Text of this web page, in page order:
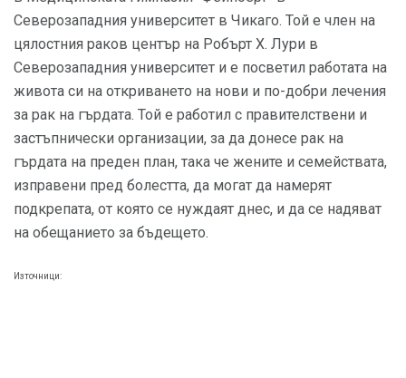
Северозападния университет в Чикаго. Той е член на
цялостния раков център на Робърт Х. Лури в
Северозападния университет и е посветил работата на
живота си на откриването на нови и по-добри лечения
за рак на гърдата. Той е работил с правителствени и
застъпнически организации, за да донесе рак на
гърдата на преден план, така че жените и семействата,
изправени пред болестта, да могат да намерят
подкрепата, от която се нуждаят днес, и да се надяват
на обещанието за бъдещето.
Източници: